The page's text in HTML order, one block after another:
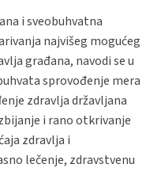
i sveobuhvatna
najvišeg mogućeg
građana, navodi se u
sprovođenje mera
zdravlja državljana
i rano otkrivanje
zdravlja i
lečenje, zdravstvenu